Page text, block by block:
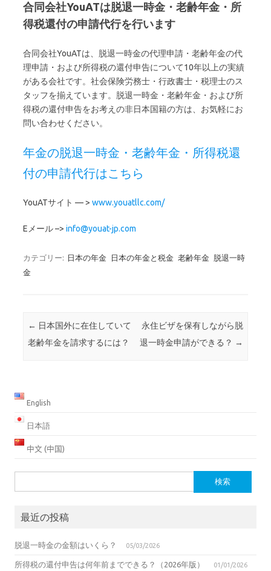
合同会社YouATは脱退一時金・老齢年金・所
得税還付の申請代行を行います
合同会社YouATは、脱退一時金の代理申請・老齢年金の代
理申請・および所得税の還付申告について10年以上の実績
がある会社です。社会保険労務士・行政書士・税理士のス
タッフを揃えています。脱退一時金・老齢年金・および所
得税の還付申告をお考えの非日本国籍の方は、お気軽にお
問い合わせください。
年金の脱退一時金・老齢年金・所得税還
付の申請代行はこちら
YouATサイト — > www.youatllc.com/
Eメール –> info@youat-jp.com
カテゴリー: 日本の年金 日本の年金と税金 老齢年金
脱退一時
金
投稿ナビゲーション
← 日本国外に在住していて
老齢年金を請求するには？
永住ビザを保有しながら脱
退一時金申請ができる？ →
English
日本語
中文 (中国)
索:
最近の投稿
脱退一時金の金額はいくら？ 05/03/2026
所得税の還付申告は何年前までできる？（2026年版） 01/01/2026